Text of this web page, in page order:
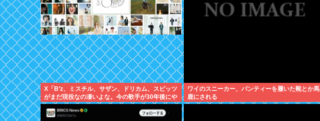
X「B’z、ミスチル、サザン、ドリカム、スピッツ
がまだ現役なの凄いよな。今の歌手が30年後にや
れてるだろうか？」
ワイのスニーカー、パンティーを履いた靴とか馬
鹿にされる